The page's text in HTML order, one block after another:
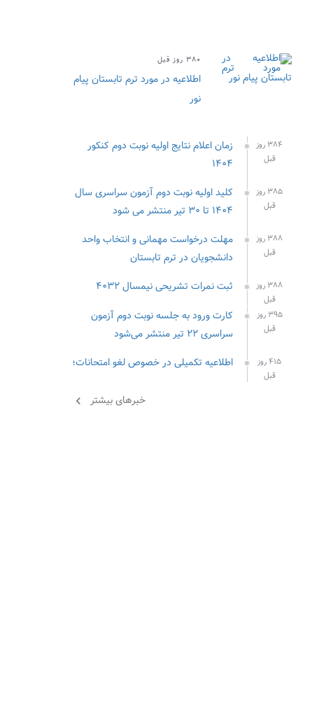
۳۸۰ روز قبل
اطلاعیه ثبت نمرات تشریحی
۳۸۴ روز
قبل
زمان اعلام نتایج اولیه نوبت دوم کنکور
۱۴۰۴
۳۸۵ روز
قبل
کلید اولیه نوبت دوم آزمون سراسری سال
۱۴۰۴ تا ۳۰ تیر منتشر می شود
۳۸۸ روز
قبل
مهلت درخواست مهمانی و انتخاب واحد
دانشجویان در ترم تابستان
۳۸۸ روز
قبل
ثبت نمرات تشریحی نیمسال ۴۰۳۲
۳۹۵ روز
قبل
کارت ورود به جلسه نوبت دوم آزمون
سراسری ۲۲ تیر منتشر می‌شود
۴۱۵ روز
قبل
اطلاعیه تکمیلی در خصوص لغو امتحانات؛
خبرهای بیشتر chevron_left